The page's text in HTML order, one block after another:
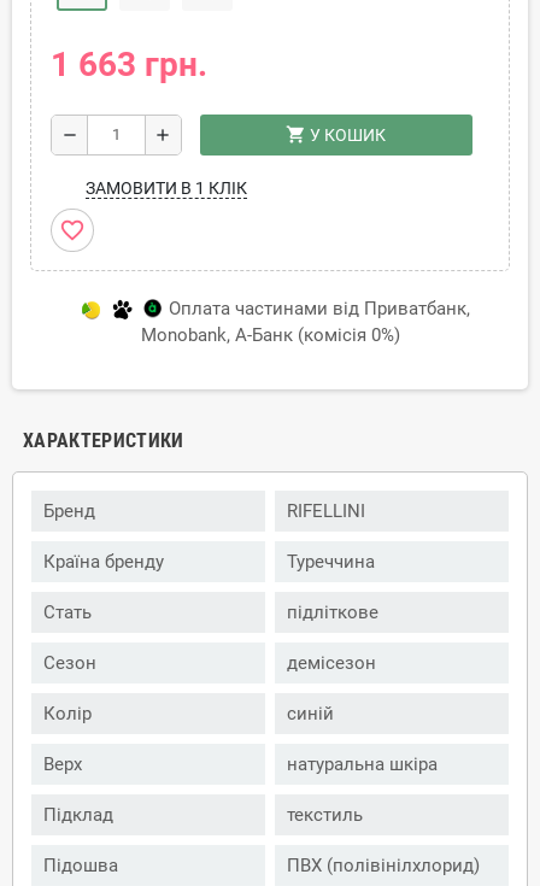
1 663 грн.
remove add shopping_cart У КОШИК
ЗАМОВИТИ В 1 КЛІК
favorite_border
Оплата частинами від Приватбанк,
Monobank, А-Банк (комісія 0%)
ХАРАКТЕРИСТИКИ
Бренд RIFELLINI
Країна бренду Туреччина
Стать підліткове
Сезон демісезон
Колір синій
Верх натуральна шкіра
Підклад текстиль
Підошва ПВХ (полівінілхлорид)